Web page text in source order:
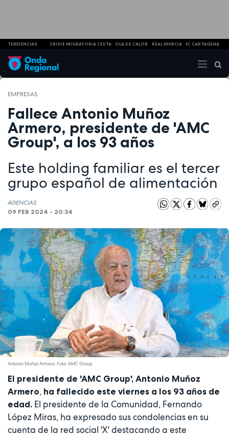
TENDENCIAS CRISIS MIGRATORIA CEUTA OLA DE CALOR REAL MURCIA FC CARTAGENA
EMPRESAS
Fallece Antonio Muñoz
Armero, presidente de 'AMC
Group', a los 93 años
Este holding familiar es el tercer
grupo español de alimentación
AGENCIAS
09 FEB 2024 - 20:34
Antonio Muñoz Armero. Foto: AMC Group
El presidente de 'AMC Group', Antonio Muñoz
Armero, ha fallecido este viernes a los 93 años de
edad. El presidente de la Comunidad, Fernando
López Miras, ha expresado sus condolencias en su
cuenta de la red social 'X' destacando a este